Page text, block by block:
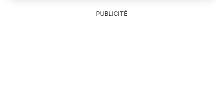
PUBLICITÉ